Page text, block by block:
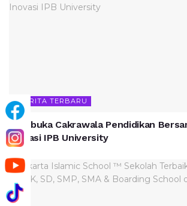
BERITA TERBARU
Membuka Cakrawala Pendidikan
Inovasi IPB University